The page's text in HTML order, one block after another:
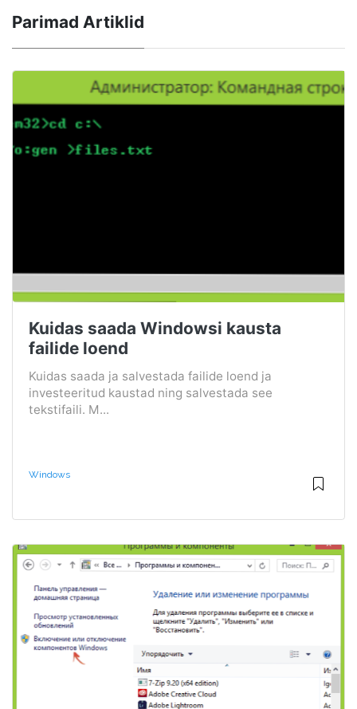
Parimad Artiklid
Kuidas saada Windowsi kausta
failide loend
Kuidas saada ja salvestada failide loend ja
investeeritud kaustad ning salvestada see
tekstifaili. M...
Windows